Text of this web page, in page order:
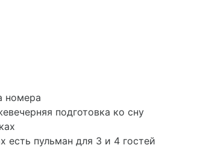
номера
подготовка ко сну
пульман для 3 и 4 гостей